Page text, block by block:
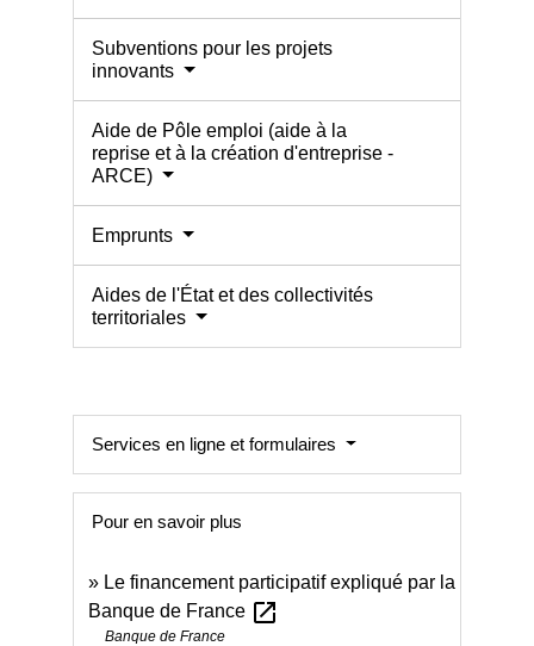
Subventions pour les projets
innovants
Aide de Pôle emploi (aide à la
reprise et à la création d'entreprise -
ARCE)
Emprunts
Aides de l'État et des collectivités
territoriales
Services en ligne et formulaires
Pour en savoir plus
Le financement participatif expliqué par la
Banque de France open_in_new
Banque de France